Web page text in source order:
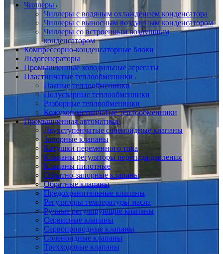
Чиллеры
Чиллеры с водяным охлаждением конденсатора
Чиллеры с выносным воздушным конденсатором
Чиллеры со встроенным воздушным
конденсатором
Компрессорно-конденсаторные блоки
Льдогенераторы
Промышленные холодильные агрегаты
Пластинчатые теплообменники
Паяные теплообменники
Полусварные теплообменники
Разборные теплообменники
Кожухопластинчатые теплообменники
Промышленная автоматика
Двухступенчатые соленоидные клапаны
Запорные клапаны
Катушки переменного тока
Клапаны регуляторы перепада давления
Клапаны пилотные
Обратно-запорные клапаны
Обратные клапаны
Предохранительные клапаны
Регуляторы температуры масла
Ручные регулирующие клапаны
Сервисные клапаны
Сервоприводные клапаны
Соленоидные клапаны
Трехходовые клапаны